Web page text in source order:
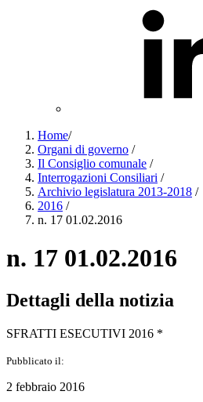
Home/
Organi di governo /
Il Consiglio comunale /
Interrogazioni Consiliari /
Archivio legislatura 2013-2018 /
2016 /
n. 17 01.02.2016
n. 17 01.02.2016
Dettagli della notizia
SFRATTI ESECUTIVI 2016 *
Pubblicato il:
2 febbraio 2016